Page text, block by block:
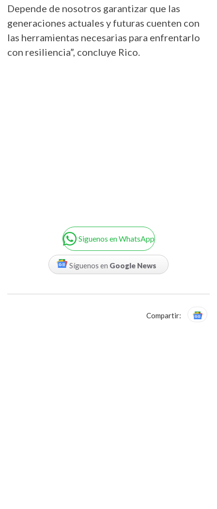
Depende de nosotros garantizar que las
generaciones actuales y futuras cuenten con
las herramientas necesarias para enfrentarlo
con resiliencia”, concluye Rico.
Siguenos en WhatsApp
Síguenos en Google News
Compartir: